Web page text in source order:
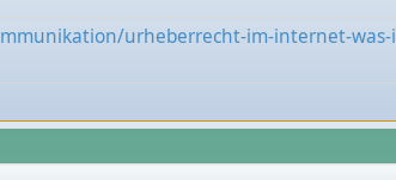
urheberrecht-im-internet-was-